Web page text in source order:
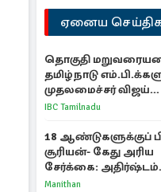
ஏனைய
தொகுதி
தமிழ்நாடு
முதலமைச்சர் விஜய்
ஆலோசனை
IBC Tamilnadu
18 ஆண்டுகளுக்குப்
சூரியன்- கேது அரிய
சேர்க்கை: அதிர்ஷ்டம்
பெறும் 3 ராசிகள்!
Manithan